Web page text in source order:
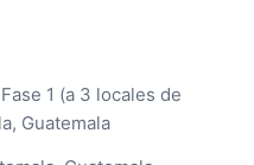
1 (a 3 locales de
Guatemala